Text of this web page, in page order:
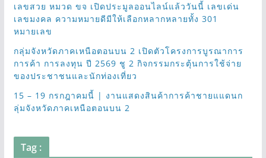
เลขสวย หมวด ขจ เปิดประมูลออนไลน์แล้ววันนี้ เลขเด่น
เลขมงคล ความหมายดีมีให้เลือกหลากหลายทั้ง 301
หมายเลข
กลุ่มจังหวัดภาคเหนือตอนบน 2 เปิดตัวโครงการบูรณาการ
การค้า การลงทุน ปี 2569 ชู 2 กิจกรรมกระตุ้นการใช้จ่าย
ของประชาชนและนักท่องเที่ยว
15 – 19 กรกฎาคมนี้ | งานแสดงสินค้าการค้าชายแแดนก
ลุ่มจังหวัดภาคเหนือตอนบน 2
Tag :